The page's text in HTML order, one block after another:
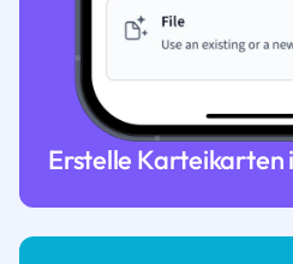
Erstelle Karteikarten